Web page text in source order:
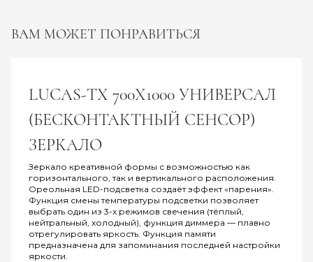
ВАМ МОЖЕТ ПОНРАВИТЬСЯ
LUCAS-ТХ 700Х1000 УНИВЕРСАЛ
(БЕСКОНТАКТНЫЙ СЕНСОР)
ЗЕРКАЛО
Зеркало креативной формы с возможностью как
горизонтального, так и вертикального расположения.
Ореольная LED-подсветка создаёт эффект «парения».
Функция смены температуры подсветки позволяет
выбрать один из 3-х режимов свечения (тёплый,
нейтральный, холодный), функция диммера — плавно
отрегулировать яркость. Функция памяти
предназначена для запоминания последней настройки
яркости.